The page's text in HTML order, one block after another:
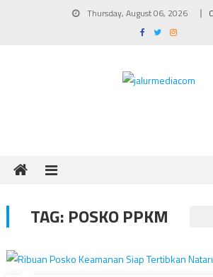
Thursday, August 06, 2026
TAG: POSKO PPKM